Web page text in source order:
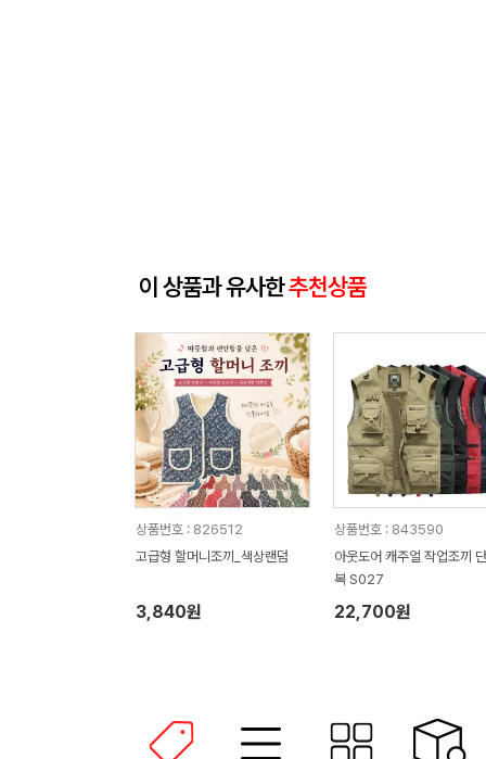
이 상품과 유사한추천상품
상품번호 : 826512
고급형 할머니조끼_색상랜덤
3,840원
상품번호 : 843590
아웃도어 캐주얼 작업조끼
복 S027
22,700원